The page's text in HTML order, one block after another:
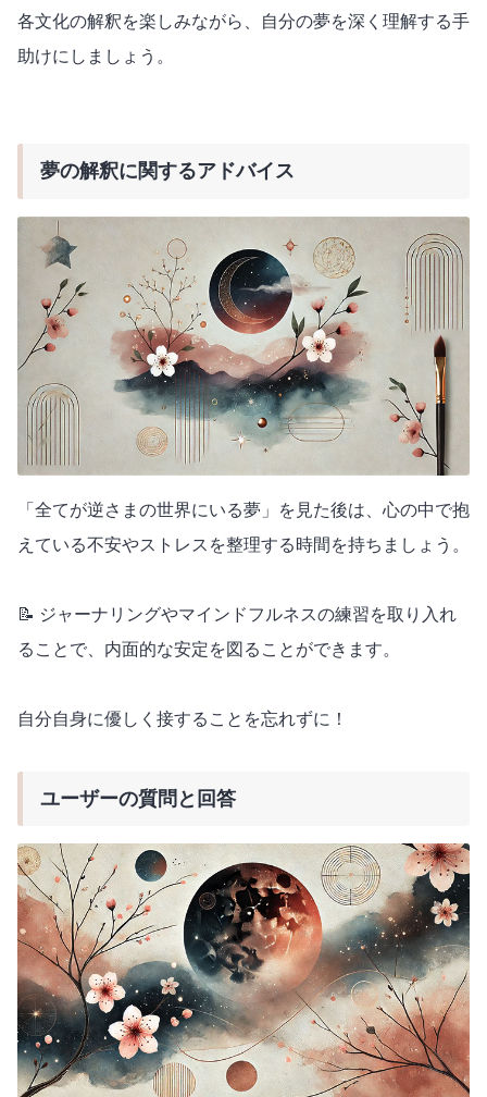
各文化の解釈を楽しみながら、自分の夢を深く理解する手
助けにしましょう。
夢の解釈に関するアドバイス
「全てが逆さまの世界にいる夢」を見た後は、心の中で抱
えている不安やストレスを整理する時間を持ちましょう。
📝 ジャーナリングやマインドフルネスの練習を取り入れ
ることで、内面的な安定を図ることができます。
自分自身に優しく接することを忘れずに！
ユーザーの質問と回答